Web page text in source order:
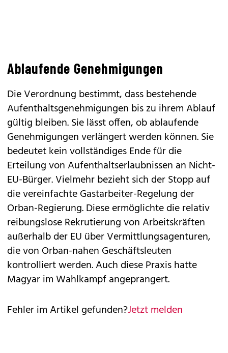
Ablaufende Genehmigungen
Die Verordnung bestimmt, dass bestehende
Aufenthaltsgenehmigungen bis zu ihrem Ablauf
gültig bleiben. Sie lässt offen, ob ablaufende
Genehmigungen verlängert werden können. Sie
bedeutet kein vollständiges Ende für die
Erteilung von Aufenthaltserlaubnissen an Nicht-
EU-Bürger. Vielmehr bezieht sich der Stopp auf
die vereinfachte Gastarbeiter-Regelung der
Orban-Regierung. Diese ermöglichte die relativ
reibungslose Rekrutierung von Arbeitskräften
außerhalb der EU über Vermittlungsagenturen,
die von Orban-nahen Geschäftsleuten
kontrolliert werden. Auch diese Praxis hatte
Magyar im Wahlkampf angeprangert.
Fehler im Artikel gefunden?Jetzt melden